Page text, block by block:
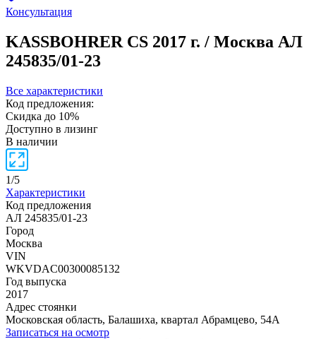
Консультация
KASSBOHRER CS 2017 г. / Москва АЛ
245835/01-23
Все характеристики
Код предложения:
Скидка до 10%
Доступно в лизинг
В наличии
1/5
Характеристики
Код предложения
АЛ 245835/01-23
Город
Москва
VIN
WKVDAC00300085132
Год выпуска
2017
Адрес стоянки
Московская область, Балашиха, квартал Абрамцево, 54А
Записаться на осмотр